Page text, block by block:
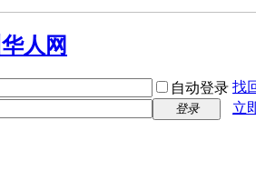
自动登录 找
登录
立